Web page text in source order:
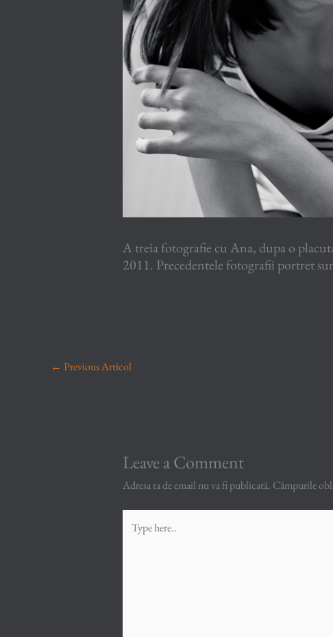
A treia fotografie cu Ana, dupa o
2011. Precedentele fotografii portret
← Previous Articol
Leave a Comment
Adresa ta de email nu va fi publicată. Câmpurile
here..